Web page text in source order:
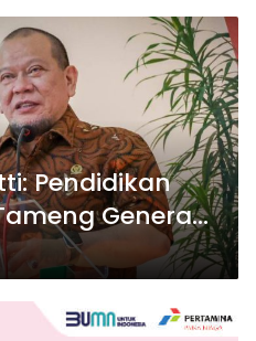
Pendidikan
Generasi
Moral